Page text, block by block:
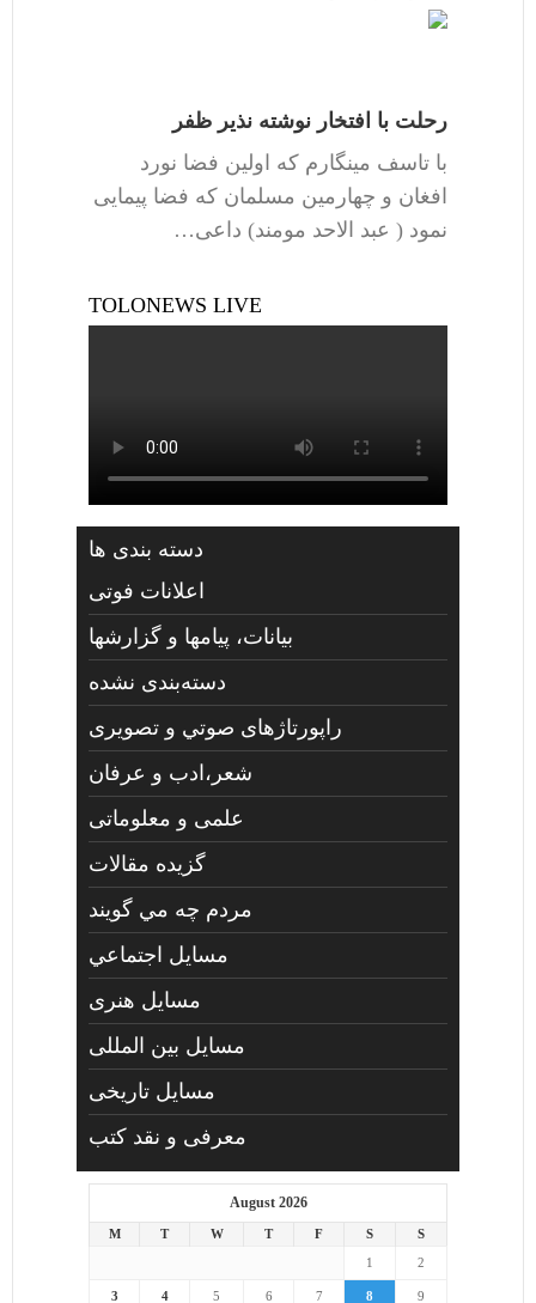
رحلت با افتخار نوشته نذیر ظفر
با تاسف مینگارم که اولین فضا نورد
افغان و چهارمین مسلمان که فضا پیمایی
نمود ( عبد الاحد مومند) داعی…
TOLONEWS LIVE
دسته بندی ها
اعلانات فوتی
بیانات، پیامها و گزارشها
دسته‌بندی نشده
راپورتاژهای صوتي و تصويری
شعر،ادب و عرفان
علمی و معلوماتی
گزیده مقالات
مردم چه مي گويند
مسايل اجتماعي
مسايل هنری
مسایل بین المللی
مسایل تاریخی
معرفی و نقد کتب
August 2026
M T W T F S
S
1
2
3 4 5 6 7 8 9